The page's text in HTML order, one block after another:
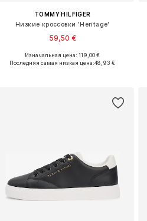
TOMMY HILFIGER
Низкие кроссовки 'Heritage'
59,50 €
Доступные размеры: 36, 37, 38, 39, 40, 41
Изначальная цена: 119,00 €
Последняя самая низкая цена:48,93 €